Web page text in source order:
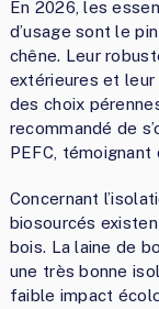
En 2026, les
d’usage sont le
chêne. Leur
extérieures et
des choix
recommandé de
PEFC,
Concernant
biosourcés
bois. La laine de
une très bonne
faible impact